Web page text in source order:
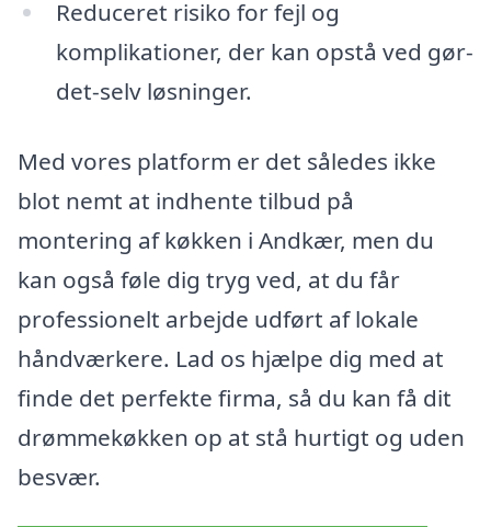
Reduceret risiko for fejl og
komplikationer, der kan opstå ved gør-
det-selv løsninger.
Med vores platform er det således ikke
blot nemt at indhente tilbud på
montering af køkken i Andkær, men du
kan også føle dig tryg ved, at du får
professionelt arbejde udført af lokale
håndværkere. Lad os hjælpe dig med at
finde det perfekte firma, så du kan få dit
drømmekøkken op at stå hurtigt og uden
besvær.